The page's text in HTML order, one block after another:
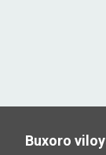
Buxoro